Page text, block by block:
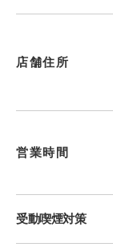
店舗住所
営業時間
受動喫煙対策